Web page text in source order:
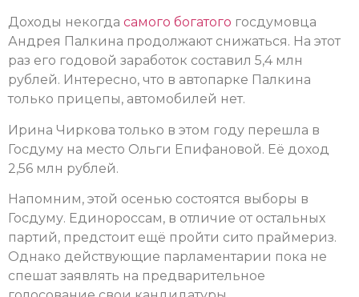
Доходы некогда самого богатого госдумовца
Андрея Палкина продолжают снижаться. На этот
раз его годовой заработок составил 5,4 млн
рублей. Интересно, что в автопарке Палкина
только прицепы, автомобилей нет.
Ирина Чиркова только в этом году перешла в
Госдуму на место Ольги Епифановой. Её доход
2,56 млн рублей.
Напомним, этой осенью состоятся выборы в
Госдуму. Единороссам, в отличие от остальных
партий, предстоит ещё пройти сито праймериз.
Однако действующие парламентарии пока не
спешат заявлять на предварительное